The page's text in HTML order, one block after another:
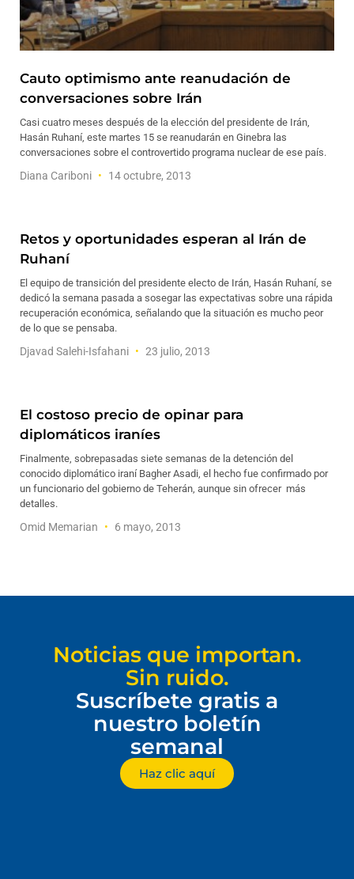
Cauto optimismo ante reanudación de
conversaciones sobre Irán
Casi cuatro meses después de la elección del presidente de Irán,
Hasán Ruhaní, este martes 15 se reanudarán en Ginebra las
conversaciones sobre el controvertido programa nuclear de ese país.
Diana Cariboni 14 octubre, 2013
Retos y oportunidades esperan al Irán de
Ruhaní
El equipo de transición del presidente electo de Irán, Hasán Ruhaní, se
dedicó la semana pasada a sosegar las expectativas sobre una rápida
recuperación económica, señalando que la situación es mucho peor
de lo que se pensaba.
Djavad Salehi-Isfahani 23 julio, 2013
El costoso precio de opinar para
diplomáticos iraníes
Finalmente, sobrepasadas siete semanas de la detención del
conocido diplomático iraní Bagher Asadi, el hecho fue confirmado por
un funcionario del gobierno de Teherán, aunque sin ofrecer más
detalles.
Omid Memarian 6 mayo, 2013
Noticias que importan.
Sin ruido.
Suscríbete gratis a
nuestro boletín
semanal
Haz clic aquí